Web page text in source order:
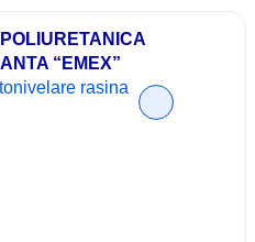
“EMEX”